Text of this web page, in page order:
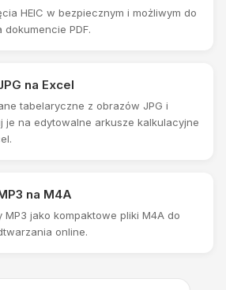
HEIC w bezpiecznym i możliwym do
PDF.
na Excel
tabelaryczne z obrazów JPG i
je na edytowalne arkusze kalkulacyjne
na M4A
MP3 jako kompaktowe pliki M4A do
online.